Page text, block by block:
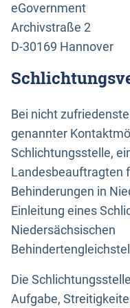
eGovernment
Archivstraße 2
D-30169 Hannover
Bei nicht
genannter
Schlichtungsstelle,
Landesbeauftragten
Behinderungen in
Einleitung eines
Niedersächsischen
Die
Aufgabe,